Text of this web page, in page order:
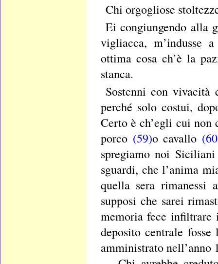
Chi orgogliose
Ei congiungendo alla
vigliacca, m’indusse
ottima cosa ch’è la
stanca.
Sostenni con vivacità
perché solo costui,
Certo è ch’egli cui non
porco (59)o cavallo
spregiamo noi
sguardi, che l’anima
quella sera rimanessi
supposi che sarei
memoria fece infiltrare
deposito centrale
amministrato nell’anno